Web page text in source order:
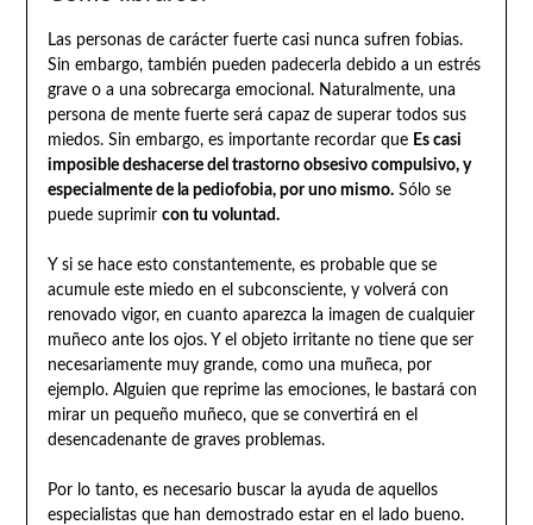
Las personas de carácter fuerte casi nunca sufren fobias.
Sin embargo, también pueden padecerla debido a un estrés
grave o a una sobrecarga emocional. Naturalmente, una
persona de mente fuerte será capaz de superar todos sus
miedos. Sin embargo, es importante recordar que Es casi
imposible deshacerse del trastorno obsesivo compulsivo, y
especialmente de la pediofobia, por uno mismo.Sólo se
puede suprimir con tu voluntad.
Y si se hace esto constantemente, es probable que se
acumule este miedo en el subconsciente, y volverá con
renovado vigor, en cuanto aparezca la imagen de cualquier
muñeco ante los ojos. Y el objeto irritante no tiene que ser
necesariamente muy grande, como una muñeca, por
ejemplo. Alguien que reprime las emociones, le bastará con
mirar un pequeño muñeco, que se convertirá en el
desencadenante de graves problemas.
Por lo tanto, es necesario buscar la ayuda de aquellos
especialistas que han demostrado estar en el lado bueno.